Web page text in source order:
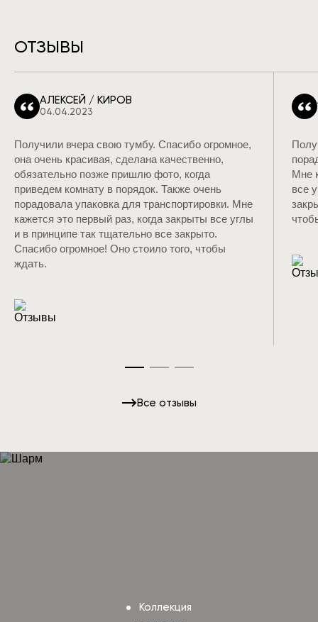
ОТЗЫВЫ
АЛЕКСЕЙ / КИРОВ
04.04.2023
Получили вчера свою тумбу. Спасибо огромное,
она очень красивая, сделана качественно,
обязательно позже пришлю фото, когда
приведем комнату в порядок. Также очень
порадовала упаковка для транспортировки. Мне
кажется это первый раз, когда закрыты все углы
и в принципе так тщательно все закрыто.
Спасибо огромное! Оно стоило того, чтобы
ждать.
Мне
все
Все отзывы
Коллекция